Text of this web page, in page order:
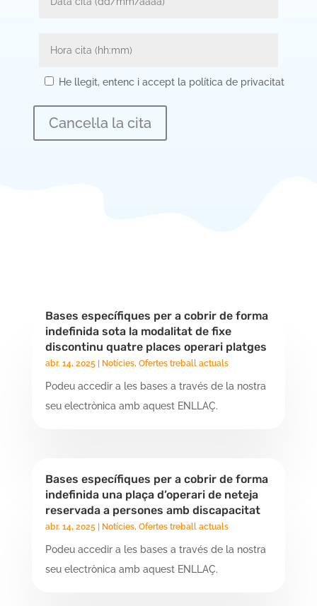
He llegit, entenc i accept la política de privacitat
Bases específiques per a cobrir de forma
indefinida sota la modalitat de fixe
discontinu quatre places operari platges
abr. 14, 2025| Notícies, Ofertes treball actuals
Podeu accedir a les bases a través de la nostra
seu electrònica amb aquest ENLLAÇ.
Bases específiques per a cobrir de forma
indefinida una plaça d’operari de neteja
reservada a persones amb discapacitat
abr. 14, 2025| Notícies, Ofertes treball actuals
Podeu accedir a les bases a través de la nostra
seu electrònica amb aquest ENLLAÇ.